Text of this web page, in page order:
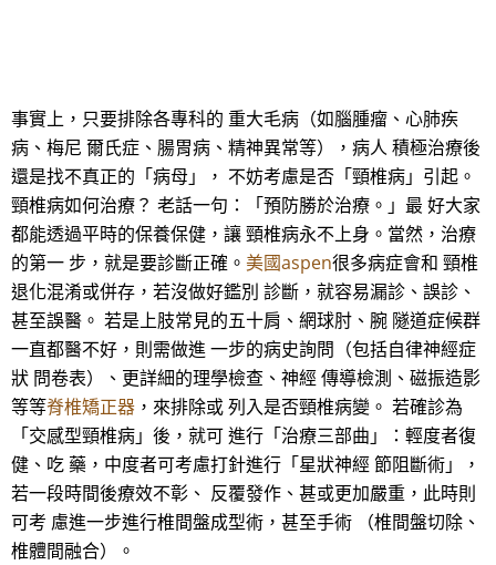
事實上，只要排除各專科的 重大毛病（如腦腫瘤、心肺疾
病、梅尼 爾氏症、腸胃病、精神異常等），病人 積極治療後
還是找不真正的「病母」， 不妨考慮是否「頸椎病」引起。
頸椎病如何治療？ 老話一句：「預防勝於治療。」最 好大家
都能透過平時的保養保健，讓 頸椎病永不上身。當然，治療
的第一 步，就是要診斷正確。 美國aspen很多病症會和 頸椎
退化混淆或併存，若沒做好鑑別 診斷，就容易漏診、誤診、
甚至誤醫。 若是上肢常見的五十肩、網球肘、腕 隧道症候群
一直都醫不好，則需做進 一步的病史詢問（包括自律神經症
狀 問卷表）、更詳細的理學檢查、神經 傳導檢測、磁振造影
等等脊椎矯正器 ，來排除或 列入是否頸椎病變。 若確診為
「交感型頸椎病」後，就可 進行「治療三部曲」：輕度者復
健、吃 藥，中度者可考慮打針進行「星狀神經 節阻斷術」，
若一段時間後療效不彰、 反覆發作、甚或更加嚴重，此時則
可考 慮進一步進行椎間盤成型術，甚至手術 （椎間盤切除、
椎體間融合）。